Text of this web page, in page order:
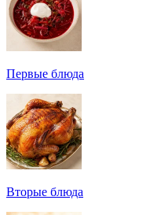
Первые блюда
Вторые блюда